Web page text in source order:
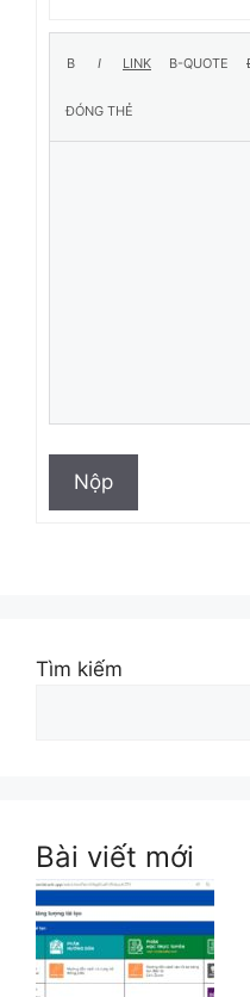
Nộp
Tìm kiếm
Bài viết mới